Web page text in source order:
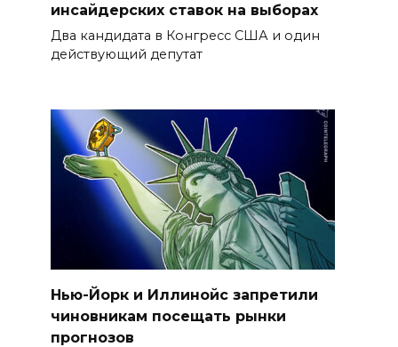
инсайдерских ставок на выборах
Два кандидата в Конгресс США и один
действующий депутат
Нью-Йорк и Иллинойс запретили
чиновникам посещать рынки
прогнозов